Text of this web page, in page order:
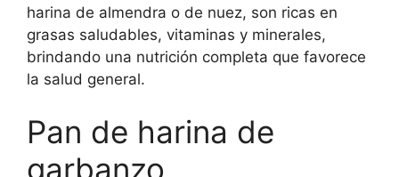
harina de almendra o de nuez, son ricas en
grasas saludables, vitaminas y minerales,
brindando una nutrición completa que favorece
la salud general.
Pan de harina de
garbanzo